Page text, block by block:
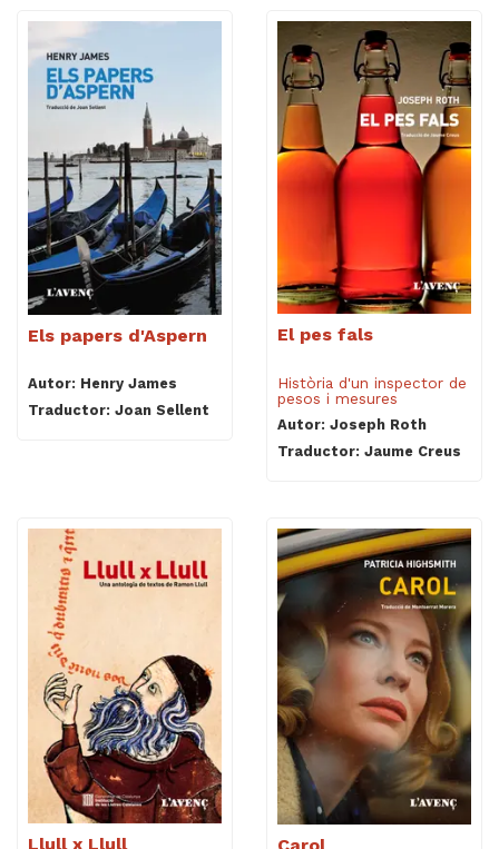
Els papers d'Aspern
Autor: Henry James
Traductor: Joan Sellent
El pes fals
Història d'un inspector de
pesos i mesures
Autor: Joseph Roth
Traductor: Jaume Creus
Llull x Llull Carol